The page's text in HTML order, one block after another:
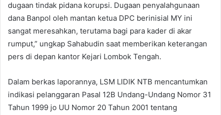
dugaan tindak pidana korupsi. Dugaan penyalahgunaan
dana Banpol oleh mantan ketua DPC berinisial MY ini
sangat meresahkan, terutama bagi para kader di akar
rumput,” ungkap Sahabudin saat memberikan keterangan
pers di depan kantor Kejari Lombok Tengah.
​Dalam berkas laporannya, LSM LIDIK NTB mencantumkan
indikasi pelanggaran Pasal 12B Undang-Undang Nomor 31
Tahun 1999 jo UU Nomor 20 Tahun 2001 tentang